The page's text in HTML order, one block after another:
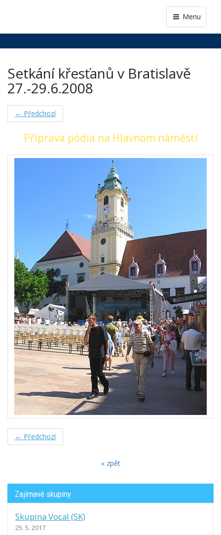
Menu
Setkání křesťanů v Bratislavě
27.-29.6.2008
← Předchozí
Příprava pódia na Hlavnom náměstí
← Předchozí
« zpět
Zajímavé skupiny
Skupina Vocal (SK)
25. 5. 2017